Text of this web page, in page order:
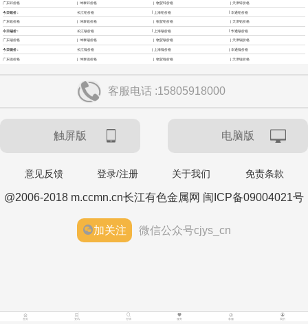
纽约期银突破64美元/盎司，日内涨3.91%。
据报道，威刚近日在法说会上表示，在需求增加、价格走高及货源
稳定的三大有利因素带动下，预期第3季度营运将优于第2季度，并
进一步扩大全年营运成果。
计划建造的15艘核动力“特朗普级”（Trump-class）战列舰，从研发
到采购的总费用可能高达2750亿美元，为美国有史以来最昂贵的水
广东锌价格 | 坤泰锌价格 | 物贸锌价格 | 天津锌价格
今日铅价 : 长江铅价格 | 上海铅价格 | 华通铅价格
广东铅价格 | 坤泰铅价格 | 物贸铅价格 | 天津铅价格
今日锡价 : 长江锡价格 上海锡价格 华通锡价格
广东锡价格 | 坤泰锡价格 | 物贸锡价格 | 天津锡价格
今日镍价 : 长江镍价格 | 上海镍价格 | 华通镍价格
广东镍价格 | 坤泰镍价格 | 物贸镍价格 | 天津镍价格
客服电话 :15805918000
触屏版 电脑版
意见反馈 登录/注册 关于我们 免责条款
@2006-2018 m.ccmn.cn长江有色金属网 闽ICP备09004021号
加关注 微信公众号cjys_cn
首页 资讯 服务 客服 我的